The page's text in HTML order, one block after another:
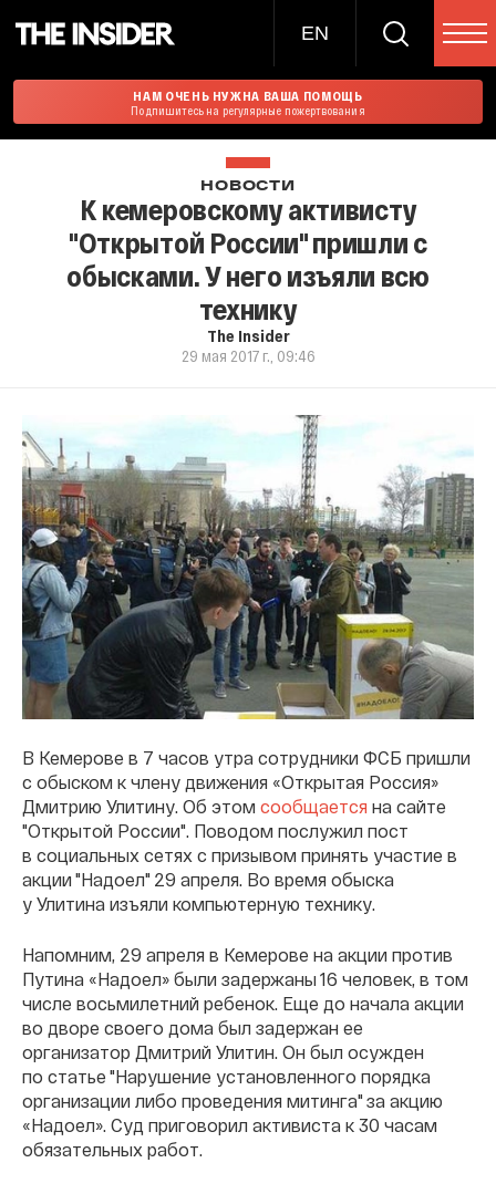
EN
НАМ ОЧЕНЬ НУЖНА ВАША ПОМОЩЬ
Подпишитесь на регулярные пожертвования
НОВОСТИ
К кемеровскому активисту
"Открытой России" пришли с
обысками. У него изъяли всю
технику
The Insider
29 мая 2017 г., 09:46
В Кемерове в 7 часов утра сотрудники ФСБ пришли
с обыском к члену движения «Открытая Россия»
Дмитрию Улитину. Об этом сообщается на сайте
"Открытой России". Поводом послужил пост
в социальных сетях с призывом принять участие в
акции "Надоел" 29 апреля. Во время обыска
у Улитина изъяли компьютерную технику.
Напомним, 29 апреля в Кемерове на акции против
Путина «Надоел» были задержаны 16 человек, в том
числе восьмилетний ребенок. Еще до начала акции
во дворе своего дома был задержан ее
организатор Дмитрий Улитин. Он был осужден
по статье "Нарушение установленного порядка
организации либо проведения митинга" за акцию
«Надоел». Суд приговорил активиста к 30 часам
обязательных работ.